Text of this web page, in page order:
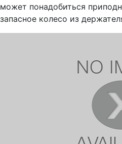
может понадобиться
запасное колесо из